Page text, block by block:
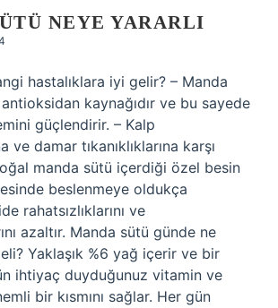
NEYE YARARLI
hastalıklara iyi gelir? – Manda
kaynağıdır ve bu sayede
güçlendirir. – Kalp
ve damar tıkanıklıklarına karşı
manda sütü içerdiği özel besin
beslenmeye oldukça
rahatsızlıklarını ve
azaltır. Manda sütü günde ne
Yaklaşık %6 yağ içerir ve bir
ihtiyaç duyduğunuz vitamin ve
bir kısmını sağlar. Her gün